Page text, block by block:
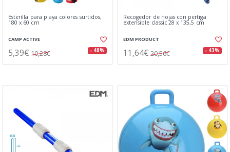
Esterilla para playa colores surtidos,
180 x 60 cm
CAMP ACTIVE
5,39€ 10,28€ - 48%
Recogedor de hojas con pertiga
extensible classic 28 x 135,5 cm
EDM PRODUCT
11,64€ 20,56€ - 43%